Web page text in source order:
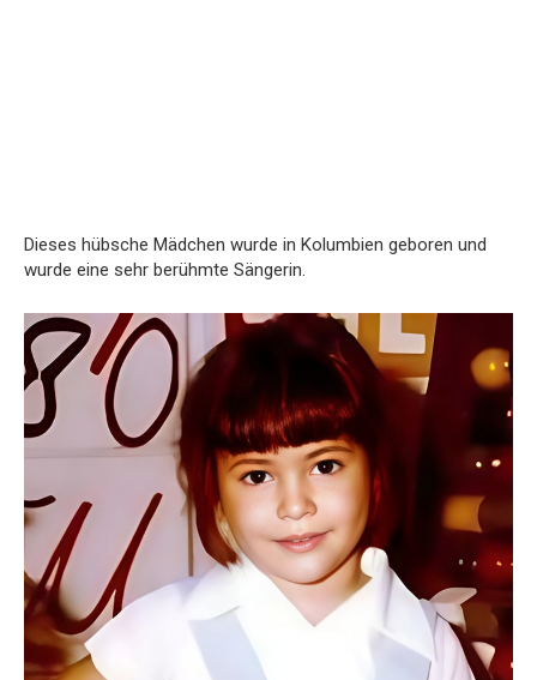
Dieses hübsche Mädchen wurde in Kolumbien geboren und
wurde eine sehr berühmte Sängerin.